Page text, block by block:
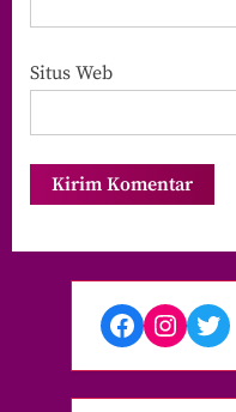
Situs Web
Facebook